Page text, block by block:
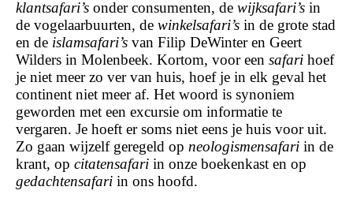
klantsafari’s onder consumenten, de wijksafari’s in
de vogelaarbuurten, de winkelsafari’s in de grote stad
en de islamsafari’s van Filip DeWinter en Geert
Wilders in Molenbeek. Kortom, voor een safari hoef
je niet meer zo ver van huis, hoef je in elk geval het
continent niet meer af. Het woord is synoniem
geworden met een excursie om informatie te
vergaren. Je hoeft er soms niet eens je huis voor uit.
Zo gaan wijzelf geregeld op neologismensafari in de
krant, op citatensafari in onze boekenkast en op
gedachtensafari in ons hoofd.